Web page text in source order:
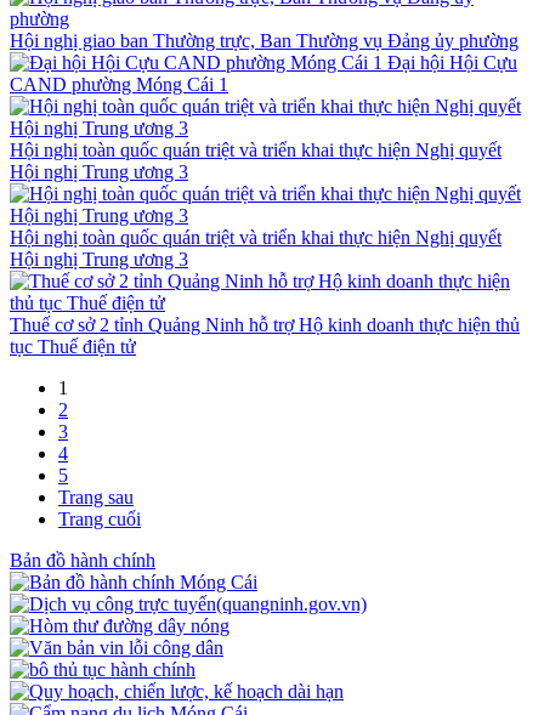
Hội nghị giao ban Thường trực, Ban Thường vụ Đảng ủy phường
Đại hội Hội Cựu
CAND phường Móng Cái 1
Hội nghị toàn quốc quán triệt và triển khai thực hiện Nghị quyết
Hội nghị Trung ương 3
Hội nghị toàn quốc quán triệt và triển khai thực hiện Nghị quyết
Hội nghị Trung ương 3
Thuế cơ sở 2 tỉnh Quảng Ninh hỗ trợ Hộ kinh doanh thực hiện thủ
tục Thuế điện tử
1
2
3
4
5
Trang sau
Trang cuối
Bản đồ hành chính